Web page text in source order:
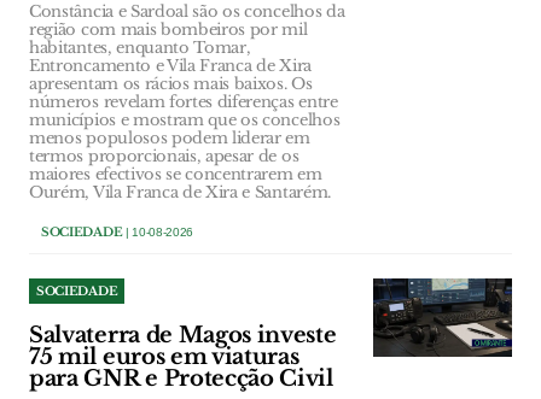
Constância e Sardoal são os concelhos da
região com mais bombeiros por mil
habitantes, enquanto Tomar,
Entroncamento e Vila Franca de Xira
apresentam os rácios mais baixos. Os
números revelam fortes diferenças entre
municípios e mostram que os concelhos
menos populosos podem liderar em
termos proporcionais, apesar de os
maiores efectivos se concentrarem em
Ourém, Vila Franca de Xira e Santarém.
SOCIEDADE| 10-08-2026
SOCIEDADE
Salvaterra de Magos investe
75 mil euros em viaturas
para GNR e Protecção Civil